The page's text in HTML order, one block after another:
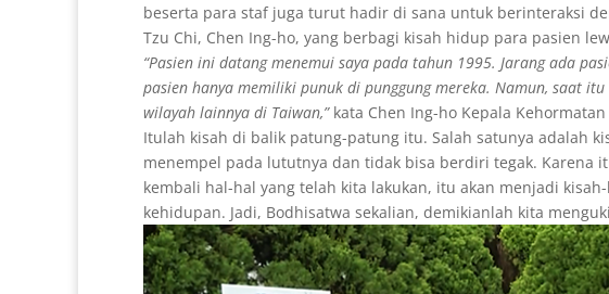
beserta para staf juga turut hadir di sana untuk berinteraksi
Tzu Chi, Chen Ing-ho, yang berbagi kisah hidup para pasien
“Pasien ini datang menemui saya pada tahun 1995. Jarang ada
pasien hanya memiliki punuk di punggung mereka. Namun, saat
wilayah lainnya di Taiwan,”kata Chen Ing-ho Kepala
Itulah kisah di balik patung-patung itu. Salah satunya adalah
menempel pada lututnya dan tidak bisa berdiri tegak. Karena
kembali hal-hal yang telah kita lakukan, itu akan menjadi
kehidupan. Jadi, Bodhisatwa sekalian, demikianlah kita